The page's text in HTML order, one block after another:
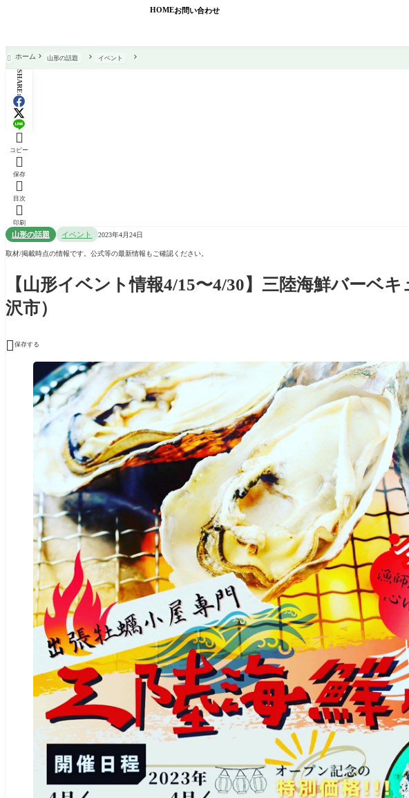
HOMEお問い合わせ
 ホーム 山形の話題 イベント
SHARE:

コピー

保存

目次

印刷
山形の話題 イベント 2023年4月24日
取材/掲載時点の情報です。公式等の最新情報もご確認ください。
【山形イベント情報4/15〜4/30】三陸海鮮バーベ
沢市）
 保存する